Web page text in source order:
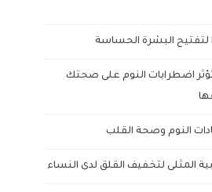
لتفتيح البشرة الحساسة
تؤثر اضطرابات النوم على صحتك
النوم وصحة القلب
لتخفيف القلق لدى النساء